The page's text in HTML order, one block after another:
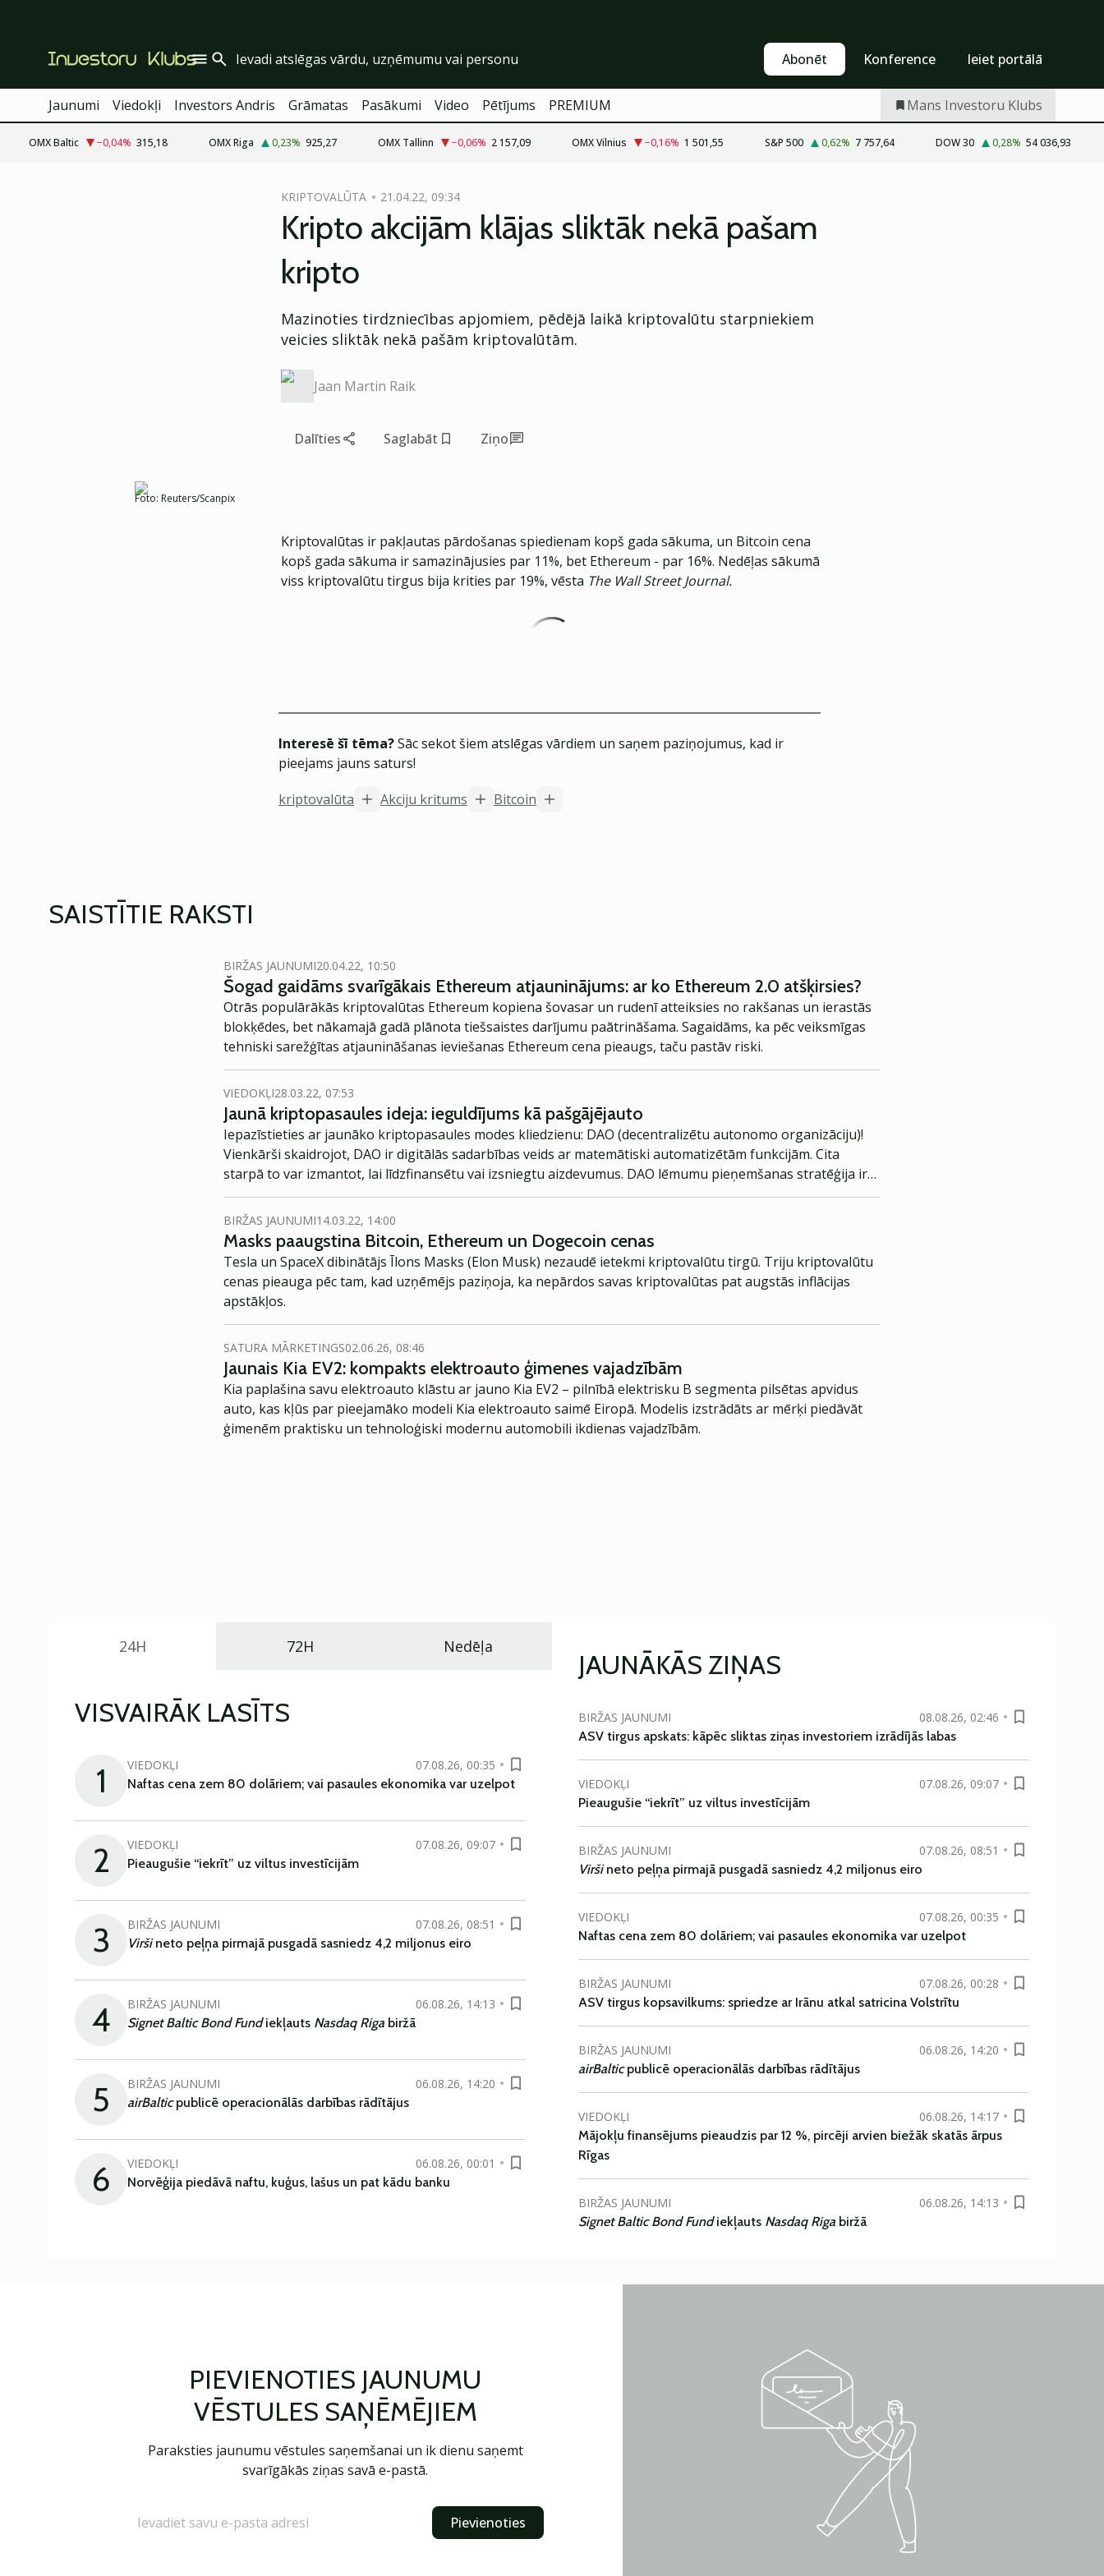
Abonēt Konference Ieiet portālā
Jaunumi Viedokļi Investors Andris Grāmatas Pasākumi Video Pētījums PREMIUM Mans Investoru Klubs
OMX Baltic −0,04% 315,18 OMX Riga 0,23% 925,27 OMX Tallinn −0,06% 2 157,09 OMX Vilnius −0,16% 1 501,55 S&P 500 0,62% 7 757,64 DOW 30 0,28% 54 036,93
KRIPTOVALŪTA 21.04.22, 09:34
Kripto akcijām klājas sliktāk nekā pašam
kripto
Mazinoties tirdzniecības apjomiem, pēdējā laikā kriptovalūtu starpniekiem
veicies sliktāk nekā pašām kriptovalūtām.
Jaan Martin Raik
Dalīties Saglabāt Ziņo
Foto: Reuters/Scanpix
Kriptovalūtas ir pakļautas pārdošanas spiedienam kopš gada sākuma, un Bitcoin cena
kopš gada sākuma ir samazinājusies par 11%, bet Ethereum - par 16%. Nedēļas sākumā
viss kriptovalūtu tirgus bija krities par 19%, vēsta The Wall Street Journal.
Interesē šī tēma?Sāc sekot šiem atslēgas vārdiem un saņem paziņojumus, kad ir
pieejams jauns saturs!
kriptovalūta
Akciju kritums Bitcoin
SAISTĪTIE RAKSTI
BIRŽAS JAUNUMI20.04.22, 10:50
Šogad gaidāms svarīgākais Ethereum atjauninājums: ar ko Ethereum 2.0 atšķirsies?
Otrās populārākās kriptovalūtas Ethereum kopiena šovasar un rudenī atteiksies no rakšanas un ierastās
blokķēdes, bet nākamajā gadā plānota tiešsaistes darījumu paātrināšama. Sagaidāms, ka pēc veiksmīgas
tehniski sarežģītas atjaunināšanas ieviešanas Ethereum cena pieaugs, taču pastāv riski.
VIEDOKĻI28.03.22, 07:53
Jaunā kriptopasaules ideja: ieguldījums kā pašgājējauto
Iepazīstieties ar jaunāko kriptopasaules modes kliedzienu: DAO (decentralizētu autonomo organizāciju)!
Vienkārši skaidrojot, DAO ir digitālās sadarbības veids ar matemātiski automatizētām funkcijām. Cita
starpā to var izmantot, lai līdzfinansētu vai izsniegtu aizdevumus. DAO lēmumu pieņemšanas stratēģija ir
demokrātiska. Kā tas darbojas?
BIRŽAS JAUNUMI14.03.22, 14:00
Masks paaugstina Bitcoin, Ethereum un Dogecoin cenas
Tesla un SpaceX dibinātājs Īlons Masks (Elon Musk) nezaudē ietekmi kriptovalūtu tirgū. Triju kriptovalūtu
cenas pieauga pēc tam, kad uzņēmējs paziņoja, ka nepārdos savas kriptovalūtas pat augstās inflācijas
apstākļos.
SATURA MĀRKETINGS02.06.26, 08:46
Jaunais Kia EV2: kompakts elektroauto ģimenes vajadzībām
Kia paplašina savu elektroauto klāstu ar jauno Kia EV2 – pilnībā elektrisku B segmenta pilsētas apvidus
auto, kas kļūs par pieejamāko modeli Kia elektroauto saimē Eiropā. Modelis izstrādāts ar mērķi piedāvāt
ģimenēm praktisku un tehnoloģiski modernu automobili ikdienas vajadzībām.
24H 72H Nedēļa
VISVAIRĀK LASĪTS
1 VIEDOKĻI
07.08.26, 00:35
Naftas cena zem 80 dolāriem; vai pasaules ekonomika var uzelpot
2 VIEDOKĻI
07.08.26, 09:07
Pieaugušie “iekrīt” uz viltus investīcijām
3 BIRŽAS JAUNUMI
07.08.26, 08:51
Viršineto peļņa pirmajā pusgadā sasniedz 4,2 miljonus eiro
4 BIRŽAS JAUNUMI
06.08.26, 14:13
Signet Baltic Bond Fundiekļauts Nasdaq Riga biržā
5 BIRŽAS JAUNUMI
06.08.26, 14:20
airBalticpublicē operacionālās darbības rādītājus
6 VIEDOKĻI
06.08.26, 00:01
Norvēģija piedāvā naftu, kuģus, lašus un pat kādu banku
JAUNĀKĀS ZIŅAS
BIRŽAS JAUNUMI
08.08.26, 02:46
ASV tirgus apskats: kāpēc sliktas ziņas investoriem izrādījās labas
VIEDOKĻI
07.08.26, 09:07
Pieaugušie “iekrīt” uz viltus investīcijām
BIRŽAS JAUNUMI
07.08.26, 08:51
Viršineto peļņa pirmajā pusgadā sasniedz 4,2 miljonus eiro
VIEDOKĻI
07.08.26, 00:35
Naftas cena zem 80 dolāriem; vai pasaules ekonomika var uzelpot
BIRŽAS JAUNUMI
07.08.26, 00:28
ASV tirgus kopsavilkums: spriedze ar Irānu atkal satricina Volstrītu
BIRŽAS JAUNUMI
06.08.26, 14:20
airBalticpublicē operacionālās darbības rādītājus
VIEDOKĻI
06.08.26, 14:17
Mājokļu finansējums pieaudzis par 12 %, pircēji arvien biežāk skatās ārpus
Rīgas
BIRŽAS JAUNUMI
06.08.26, 14:13
Signet Baltic Bond Fundiekļauts Nasdaq Riga biržā
PIEVIENOTIES JAUNUMU
VĒSTULES SAŅĒMĒJIEM
Paraksties jaunumu vēstules saņemšanai un ik dienu saņemt
svarīgākās ziņas savā e-pastā.
Pievienoties